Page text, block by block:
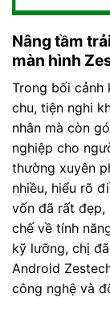
Nâng tầm
màn hình
Trong bối cảnh
chu, tiện nghi
nhân mà còn
nghiệp cho
thường xuyên
nhiều, hiểu rõ
vốn đã rất đẹp,
chế về tính
kỹ lưỡng, chị
Android
công nghệ và